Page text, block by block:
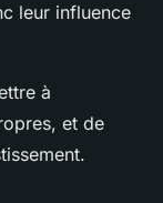
leur influence
à
et de